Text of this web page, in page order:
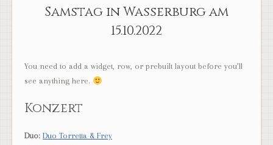
Samstag in Wasserburg am
15.10.2022
You need to add a widget, row, or prebuilt layout before you’ll
see anything here.
Konzert
Duo: Duo Torretta & Frey